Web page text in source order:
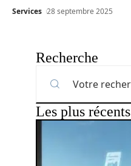
Services 28 septembre 2025
Recherche
Les plus récents